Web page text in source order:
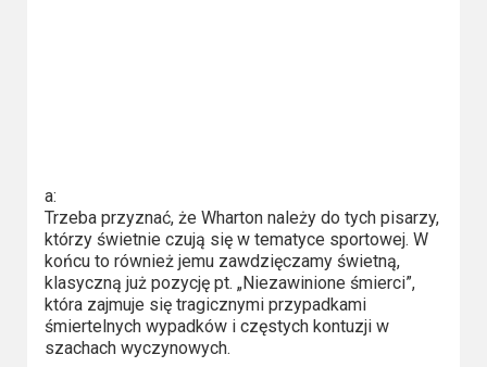
a:
Trzeba przyznać, że Wharton należy do tych pisarzy,
którzy świetnie czują się w tematyce sportowej. W
końcu to również jemu zawdzięczamy świetną,
klasyczną już pozycję pt. „Niezawinione śmierci”,
która zajmuje się tragicznymi przypadkami
śmiertelnych wypadków i częstych kontuzji w
szachach wyczynowych.